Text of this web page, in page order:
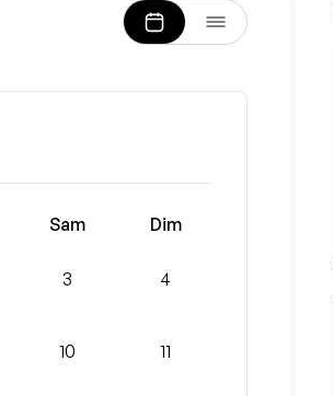
Sam Dim
3 4
10 11